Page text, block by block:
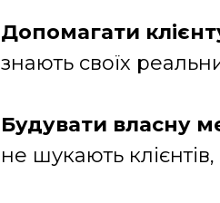
Допомагати
знають своїх
Будувати власну
не шукають